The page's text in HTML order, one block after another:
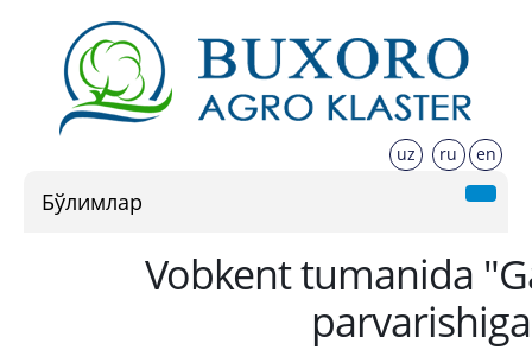
uz ru en
Бўлимлар
Vobkent tumanida